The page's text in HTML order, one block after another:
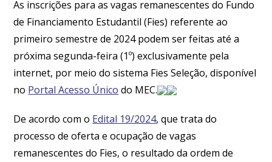
As inscrições para as vagas remanescentes do Fundo
de Financiamento Estudantil (Fies) referente ao
primeiro semestre de 2024 podem ser feitas até a
próxima segunda-feira (1º) exclusivamente pela
internet, por meio do sistema Fies Seleção, disponível
no Portal Acesso Único do MEC.
De acordo com o Edital 19/2024, que trata do
processo de oferta e ocupação de vagas
remanescentes do Fies, o resultado da ordem de